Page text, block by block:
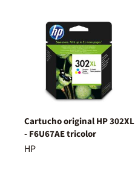
Cartucho original HP 302XL
- F6U67AE tricolor
HP